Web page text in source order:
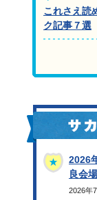
これさえ読
ク記事７選
2026
良会場
2026年